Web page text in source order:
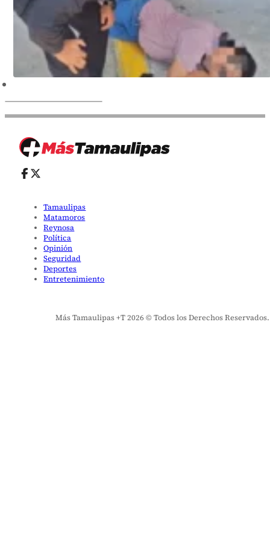
Tamaulipas
Matamoros
Reynosa
Política
Opinión
Seguridad
Deportes
Entretenimiento
Más Tamaulipas +T 2026 © Todos los Derechos